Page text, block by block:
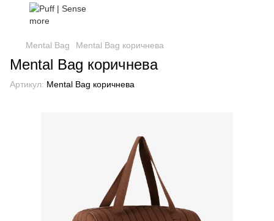
Mental Bag Mental Bag коричнева
Mental Bag коричнева
Артикул: Mental Bag коричнева